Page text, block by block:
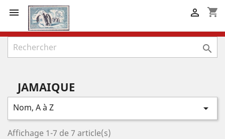
 shopping_cart


JAMAIQUE
Nom, A à Z 
Affichage 1-7 de 7 article(s)